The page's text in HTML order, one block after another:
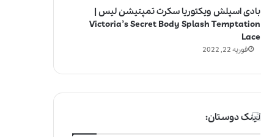
بادی اسپلش ویکتوریا سکرت تمپتیشن لیس |
Victoria’s Secret Body Splash Temptation
Lace
فوریه 22, 2022
لینک دوستان: